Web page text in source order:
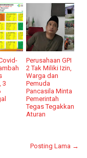
3
Perusahaan GPI
2 Tak Miliki Izin,
Warga dan
Pemuda
Pancasila Minta
Pemerintah
Tegas Tegakkan
Aturan
Posting Lama →